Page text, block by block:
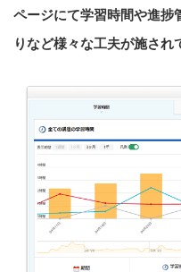
ページにて学習時間や進捗
りなど様々な工夫が施され